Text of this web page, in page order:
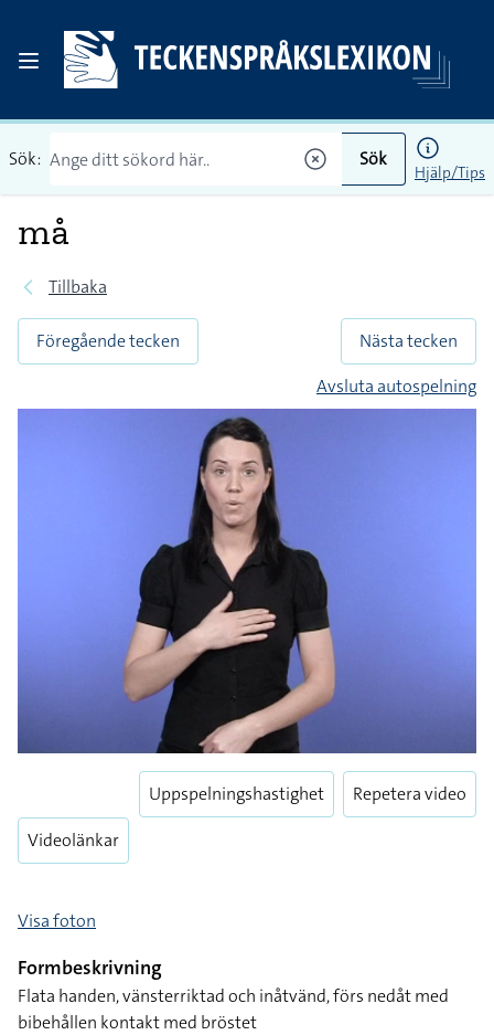
Sök: Sök
Hjälp/Tips
må
Tillbaka
Föregående tecken
Nästa tecken
Avsluta autospelning
Videolänkar
Uppspelningshastighet Repetera video
Visa foton
Formbeskrivning
Flata handen, vänsterriktad och inåtvänd, förs nedåt med
bibehållen kontakt med bröstet